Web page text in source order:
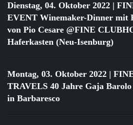
Dienstag, 04. Oktober 2022 |
EVENT Winemaker-Dinner mit
von Pio Cesare @FINE
Haferkasten (Neu-Isenburg)
Montag, 03. Oktober 2022 |
TRAVELS 40 Jahre Gaja Barolo
in Barbaresco